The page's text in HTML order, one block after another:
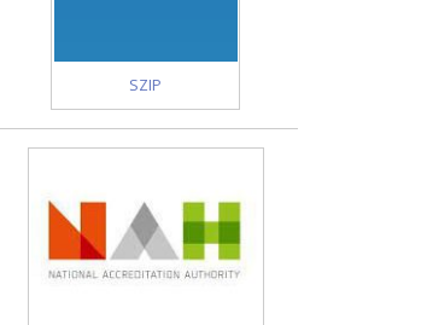
SZIP